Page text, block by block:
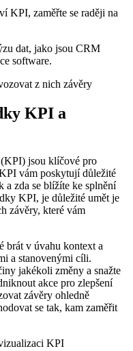
KPI, zaměřte se raději na
dat, jako jsou CRM
software.
KPI a
jsou klíčové pro
vám poskytují důležité
a zda se blížíte ke splnění
KPI, je důležité umět je
závěry, které vám
brát v úvahu kontext a
a stanovenými cíli.
jakékoli změny a snažte
akce pro zlepšení
závěry ohledně
se tak, kam zaměřit